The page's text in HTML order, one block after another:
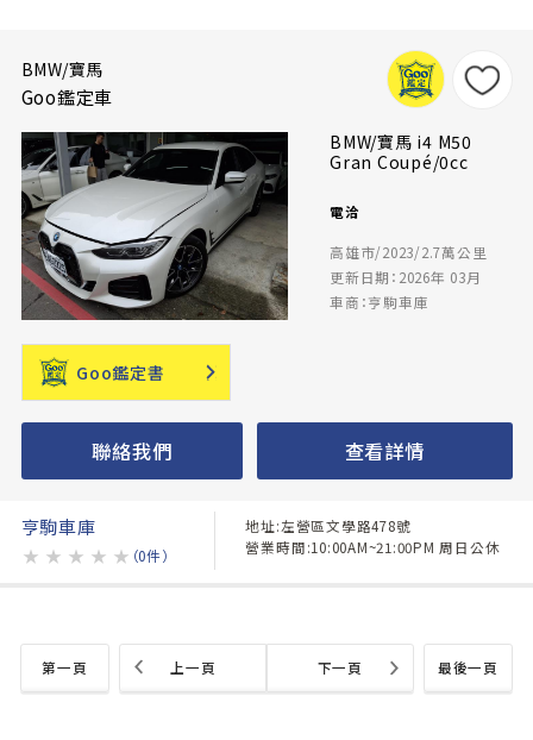
BMW/寶馬
Goo鑑定車
BMW/寶馬 i4 M50
Gran Coupé/0cc
電洽
高雄市/2023/2.7萬公里
更新日期：2026年 03月
車商：亨駒車庫
Goo鑑定書
聯絡我們 查看詳情
亨駒車庫
★ ★ ★ ★ ★ （0件）
地址:左營區文學路478號
營業時間:10:00AM~21:00PM 周日公休
第一頁 最後一頁
上一頁 下一頁